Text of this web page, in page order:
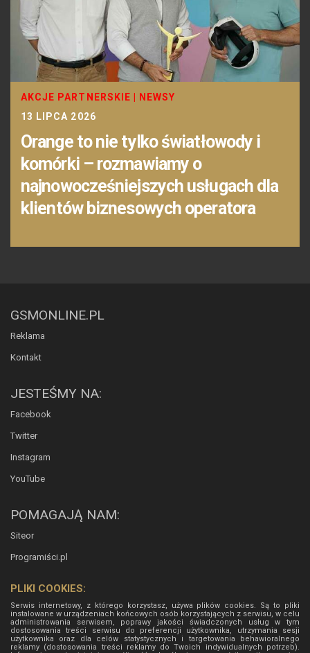
AKCJE PARTNERSKIE
NEWSY
13 LIPCA 2026
Orange to nie tylko światłowody i
komórki – rozmawiamy o
najnowocześniejszych usługach dla
klientów biznesowych operatora
GSMONLINE.PL
Reklama
Kontakt
JESTEŚMY NA:
Facebook
Twitter
Instagram
YouTube
POMAGAJĄ NAM:
Siteor
Programiści.pl
PLIKI COOKIES:
Serwis internetowy, z którego korzystasz, używa plików cookies. Są to pliki
instalowane w urządzeniach końcowych osób korzystających z serwisu, w celu
administrowania serwisem, poprawy jakości świadczonych usług w tym
dostosowania treści serwisu do preferencji użytkownika, utrzymania sesji
użytkownika oraz dla celów statystycznych i targetowania behawioralnego
reklamy (dostosowania treści reklamy do Twoich indywidualnych potrzeb).